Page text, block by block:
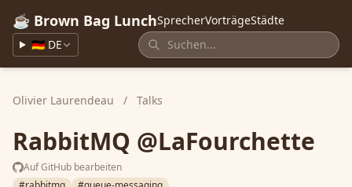
☕ Brown Bag LunchSprecherVorträgeStädte
🇩🇪 DE
Olivier Laurendeau / Talks
RabbitMQ @LaFourchette
Auf GitHub bearbeiten